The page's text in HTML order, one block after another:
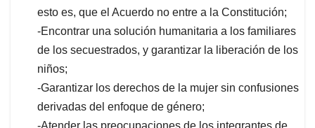
esto es, que el Acuerdo no entre a la Constitución;
-Encontrar una solución humanitaria a los familiares
de los secuestrados, y garantizar la liberación de los
niños;
-Garantizar los derechos de la mujer sin confusiones
derivadas del enfoque de género;
-Atender las preocupaciones de los integrantes de